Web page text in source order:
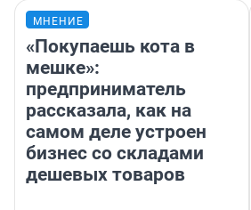
МНЕНИЕ
«Покупаешь кота в
мешке»:
предприниматель
рассказала, как на
самом деле устроен
бизнес со складами
дешевых товаров